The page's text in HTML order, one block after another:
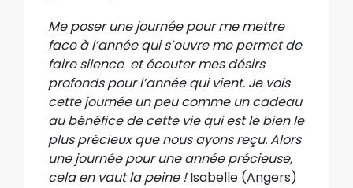
Me poser une journée pour me mettre
face à l’année qui s’ouvre me permet de
faire silence et écouter mes désirs
profonds pour l’année qui vient. Je vois
cette journée un peu comme un cadeau
au bénéfice de cette vie qui est le bien le
plus précieux que nous ayons reçu. Alors
une journée pour une année précieuse,
cela en vaut la peine !Isabelle (Angers)